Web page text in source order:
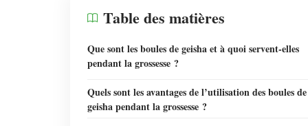
Table des matières
Que sont les boules de geisha et à quoi servent-elles
pendant la grossesse ?
Quels sont les avantages de l’utilisation des boules de
geisha pendant la grossesse ?